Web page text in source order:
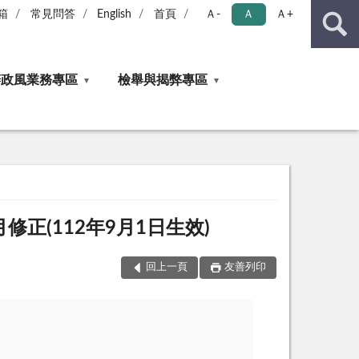
常見問答 English 首頁 Ａ- Ａ Ａ+
風業務專區 檢舉與揭弊專區
正(112年9月1日生效)
回上一頁 友善列印